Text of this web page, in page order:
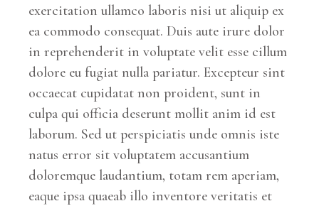
exercitation ullamco laboris nisi ut aliquip ex
ea commodo consequat. Duis aute irure dolor
in reprehenderit in voluptate velit esse cillum
dolore eu fugiat nulla pariatur. Excepteur sint
occaecat cupidatat non proident, sunt in
culpa qui officia deserunt mollit anim id est
laborum. Sed ut perspiciatis unde omnis iste
natus error sit voluptatem accusantium
doloremque laudantium, totam rem aperiam,
eaque ipsa quaeab illo inventore veritatis et